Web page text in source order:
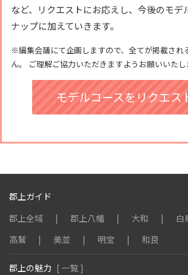
など、リクエストにお応えし、今後のモデ
ナップに加えていきます。
※編集会議にて企画しますので、全てが掲載され
ん。 ご理解ご協力いただきますようお願いいたし
モデルコースをリクエス
郡上ガイド
郡上全域
郡上八幡 大和
白
高鷲
美並 明宝 和良
郡上の魅力 [ 一覧 ]